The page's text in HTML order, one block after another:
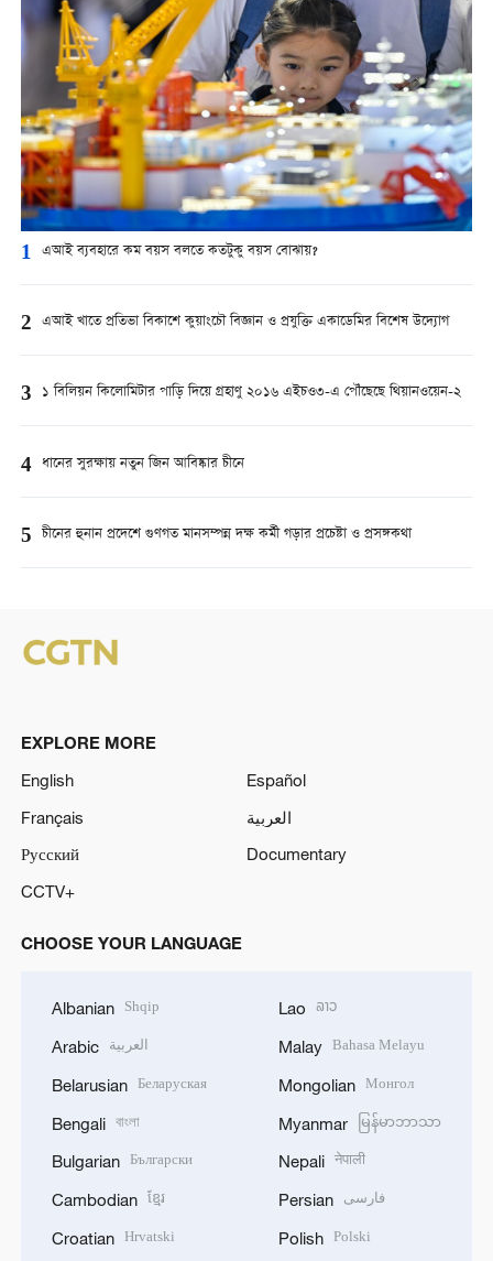
1 এআই ব্যবহারে কম বয়স বলতে কতটুকু বয়স বোঝায়?
2 এআই খাতে প্রতিভা বিকাশে কুয়াংচৌ বিজ্ঞান ও প্রযুক্তি একাডেমির বিশেষ উদ্যোগ
3 ১ বিলিয়ন কিলোমিটার পাড়ি দিয়ে গ্রহাণু ২০১৬ এইচও৩-এ পৌঁছেছে থিয়ানওয়েন-২
4 ধানের সুরক্ষায় নতুন জিন আবিষ্কার চীনে
5 চীনের হুনান প্রদেশে গুণগত মানসম্পন্ন দক্ষ কর্মী গড়ার প্রচেষ্টা ও প্রসঙ্গকথা
EXPLORE MORE
English
Español
Français
العربية
Русский
Documentary
CCTV+
CHOOSE YOUR LANGUAGE
Albanian Shqip
Arabic العربية
Belarusian Беларуская
Bengali বাংলা
Bulgarian Български
Cambodian ខ្មែរ
Croatian Hrvatski
Lao ລາວ
Malay Bahasa Melayu
Mongolian Монгол
Myanmar မြန်မာဘာသာ
Nepali नेपाली
Persian فارسی
Polish Polski